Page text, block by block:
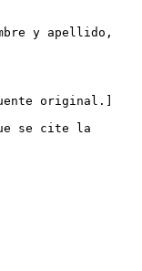
y apellido,
original.]
se cite la